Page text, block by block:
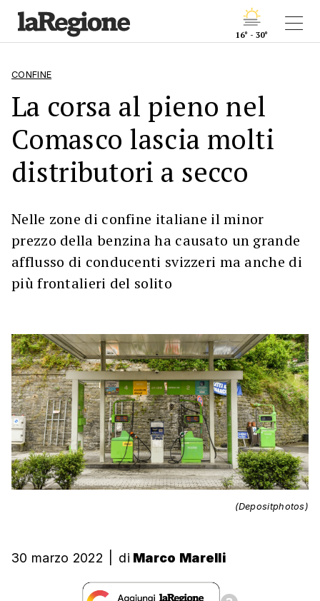
16° - 30°
CONFINE
La corsa al pieno nel
Comasco lascia molti
distributori a secco
Nelle zone di confine italiane il minor
prezzo della benzina ha causato un grande
afflusso di conducenti svizzeri ma anche di
più frontalieri del solito
(Depositphotos)
30 marzo 2022 di Marco Marelli